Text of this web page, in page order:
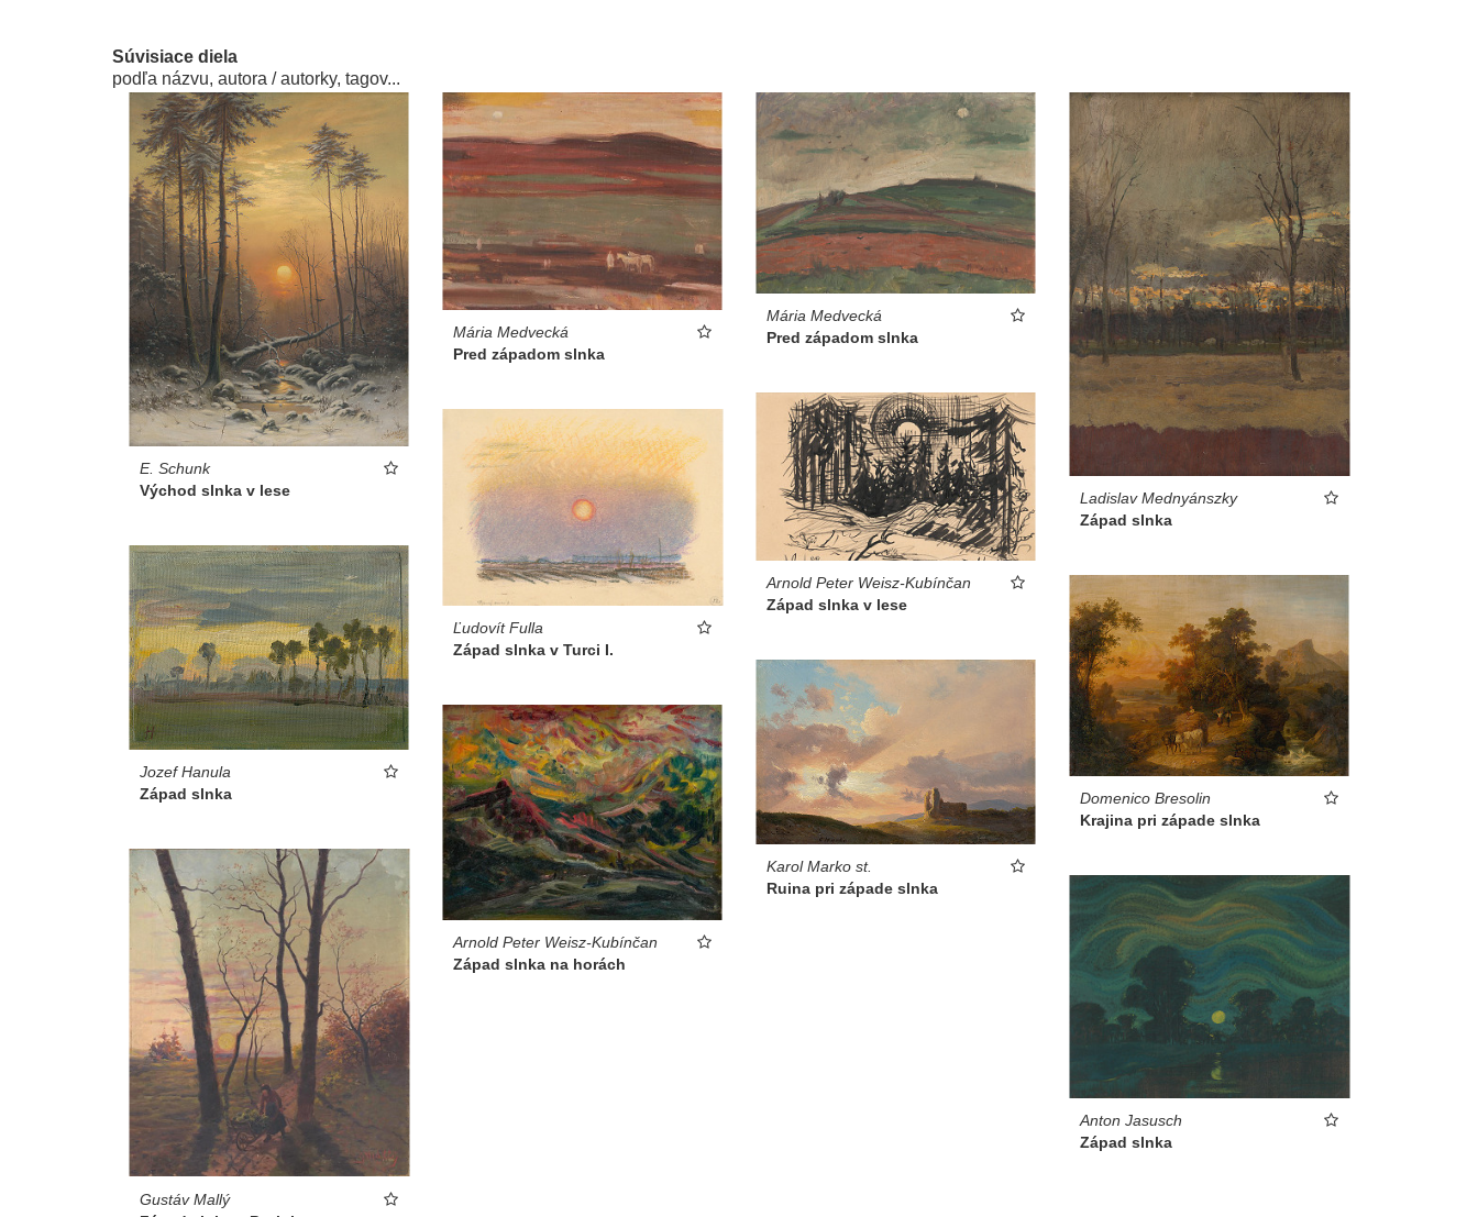
Súvisiace diela
podľa názvu, autora / autorky, tagov...
E. Schunk
Východ slnka v lese
Mária Medvecká
Pred západom slnka
Mária Medvecká
Pred západom slnka
Ladislav Mednyánszky
Západ slnka
Arnold Peter Weisz-Kubínčan
Západ slnka v lese
Ľudovít Fulla
Západ slnka v Turci I.
Jozef Hanula
Západ slnka
Domenico Bresolin
Krajina pri západe slnka
Karol Marko st.
Ruina pri západe slnka
Arnold Peter Weisz-Kubínčan
Západ slnka na horách
Gustáv Mallý
Anton Jasusch
Západ slnka